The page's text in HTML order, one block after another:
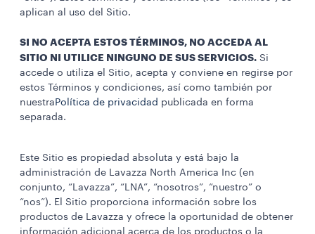
aplican al uso del Sitio.
SI NO ACEPTA ESTOS TÉRMINOS, NO ACCEDA AL
SITIO NI UTILICE NINGUNO DE SUS SERVICIOS. Si
accede o utiliza el Sitio, acepta y conviene en regirse por
estos Términos y condiciones, así como también por
nuestra Política de privacidad publicada en forma
separada.
Este Sitio es propiedad absoluta y está bajo la
administración de Lavazza North America Inc (en
conjunto, “Lavazza”, “LNA”, “nosotros”, “nuestro” o
“nos”). El Sitio proporciona información sobre los
productos de Lavazza y ofrece la oportunidad de obtener
información adicional acerca de los productos o la